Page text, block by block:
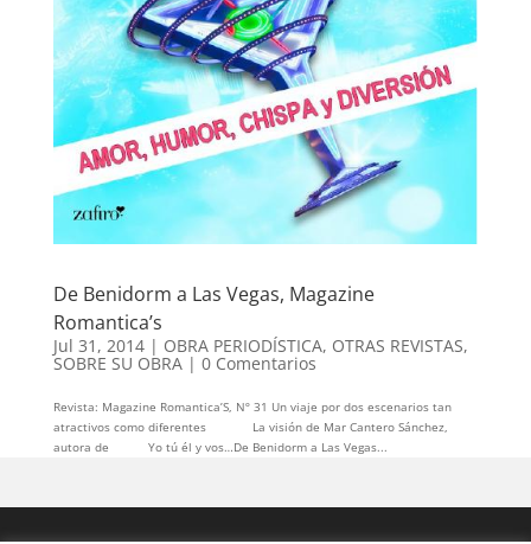
De Benidorm a Las Vegas, Magazine
Romantica’s
Jul 31, 2014| OBRA PERIODÍSTICA, OTRAS REVISTAS,
SOBRE SU OBRA| 0 Comentarios
Revista: Magazine Romantica’S, Nº 31 Un viaje por dos escenarios tan
atractivos como diferentes La visión de Mar Cantero Sánchez,
autora de Yo tú él y vos…De Benidorm a Las Vegas...